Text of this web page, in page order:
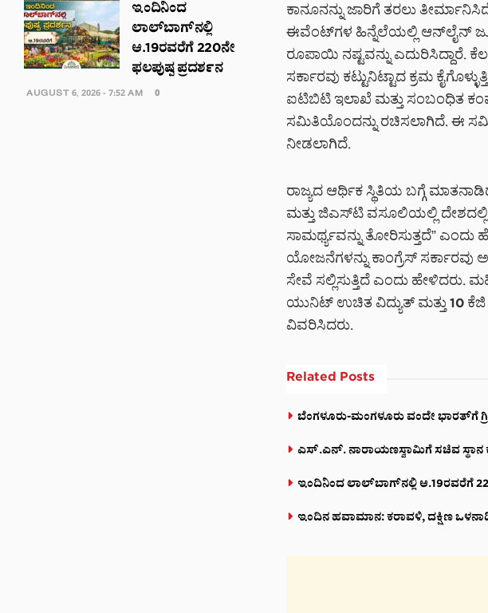
ಕಾನೂನನ್ನು ಜಾರಿಗೆ ತರಲು
ಈವೆಂಟ್‌ಗಳ ಹಿನ್ನೆಲೆಯಲ್ಲಿ ಆನ್‌ಲೈನ್
ರೂಪಾಯಿ ನಷ್ಟವನ್ನು ಎದುರಿಸಿದ್ದಾರೆ.
ಸರ್ಕಾರವು ಕಟ್ಟುನಿಟ್ಟಾದ ಕ್ರಮ
ಐಟಿಬಿಟಿ ಇಲಾಖೆ ಮತ್ತು ಸಂಬಂಧಿತ
ಸಮಿತಿಯೊಂದನ್ನು ರಚಿಸಲಾಗಿದೆ. ಈ
ನೀಡಲಾಗಿದೆ.
ರಾಜ್ಯದ ಆರ್ಥಿಕ ಸ್ಥಿತಿಯ ಬಗ್ಗೆ
ಮತ್ತು ಜಿಎಸ್‌ಟಿ ವಸೂಲಿಯಲ್ಲಿ
ಸಾಮರ್ಥ್ಯವನ್ನು ತೋರಿಸುತ್ತದೆ”
ಯೋಜನೆಗಳನ್ನು ಕಾಂಗ್ರೆಸ್ ಸರ್ಕಾರವು
ಸೇವೆ ಸಲ್ಲಿಸುತ್ತಿದೆ ಎಂದು ಹೇಳಿದರು.
ಯುನಿಟ್ ಉಚಿತ ವಿದ್ಯುತ್ ಮತ್ತು 10
ವಿವರಿಸಿದರು.
Related Posts
ಬೆಂಗಳೂರು-ಮಂಗಳೂರು ವಂದೇ ಭಾರತ್‌ಗೆ
ಎಸ್.ಎನ್. ನಾರಾಯಣಸ್ವಾಮಿಗೆ ಸಚಿವ ಸ್ಥಾನ
ಇಂದಿನಿಂದ ಲಾಲ್‌ಬಾಗ್‌ನಲ್ಲಿ ಆ.19ರವರೆಗೆ
ಇಂದಿನ ಹವಾಮಾನ: ಕರಾವಳಿ, ದಕ್ಷಿಣ
ಇಂದಿನಿಂದ
ಲಾಲ್‌ಬಾಗ್‌ನಲ್ಲಿ
ಆ.19ರವರೆಗೆ 220ನೇ
ಫಲಪುಷ್ಪ ಪ್ರದರ್ಶನ
AUGUST 6, 2026 - 7:52 AM 0